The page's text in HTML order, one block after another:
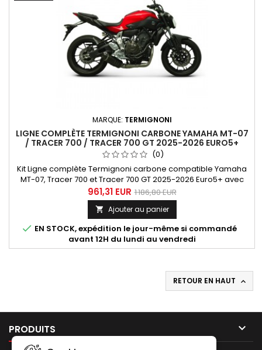
MARQUE: TERMIGNONI
LIGNE COMPLÈTE TERMIGNONI CARBONE YAMAHA MT-07
/ TRACER 700 / TRACER 700 GT 2025-2026 EURO5+
(0)
Kit Ligne complète Termignoni carbone compatible Yamaha
MT-07, Tracer 700 et Tracer 700 GT 2025-2026 Euro5+ avec
émulateur lambda et module électronique anti défaut
moteur.
961,31 EUR 1 186,80 EUR
 Ajouter au panier
 EN STOCK, expédition le jour-même si commandé
avant 12H du lundi au vendredi
RETOUR EN HAUT 
PRODUITS 